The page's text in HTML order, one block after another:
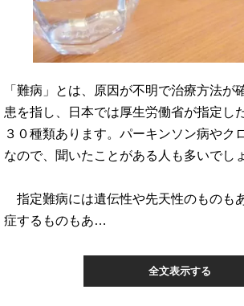
「難病」とは、原因が不明で治療方法が
患を指し、日本では厚生労働省が指定し
３０種類あります。パーキンソン病やク
なので、聞いたことがある人も多いでし
指定難病には遺伝性や先天性のものも
症するものもあ…
全文表示する